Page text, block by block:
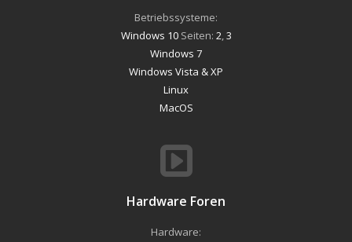
Betriebssysteme:
Windows 10Seiten: 2 3
Windows 7
Windows Vista & XP
Linux
MacOS
Hardware Foren
Hardware: